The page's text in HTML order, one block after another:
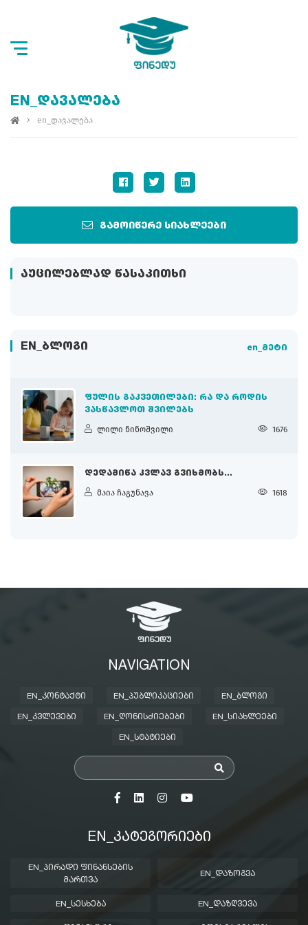
გამოიწერე სიახლეები
ᲐᲣᲪᲘᲚᲔᲑᲚᲐᲓ ᲬᲐᲡᲐᲙᲘᲗᲮᲘ
EN_ᲑᲚᲝᲒᲘ en_მეტი
ᲤᲣᲚᲘᲡ ᲒᲐᲙᲕᲔᲗᲘᲚᲔᲑᲘ: ᲠᲐ ᲓᲐ ᲠᲝᲓᲘᲡ
ᲕᲐᲡᲬᲐᲕᲚᲝᲗ ᲨᲕᲘᲚᲔᲑᲡ
ლილი ნინოშვილი 1676
ᲓᲔᲓᲐᲛᲘᲬᲐ ᲙᲕᲚᲐᲕ ᲒᲕᲘᲮᲛᲝᲑᲡ...
მაია ჩაგუნავა 1618
EN_ᲓᲐᲕᲐᲚᲔᲑᲐ
en_დავალება
NAVIGATION
EN_ᲙᲝᲜᲢᲐᲥᲢᲘ EN_ᲞᲣᲑᲚᲘᲙᲐᲪᲘᲔᲑᲘ EN_ᲑᲚᲝᲒᲘ
EN_ᲙᲕᲚᲔᲕᲔᲑᲘ EN_ᲦᲝᲜᲘᲡᲫᲘᲔᲑᲔᲑᲘ EN_ᲡᲘᲐᲮᲚᲔᲔᲑᲘ
EN_ᲡᲢᲐᲢᲘᲔᲑᲘ
EN_ᲙᲐᲢᲔᲒᲝᲠᲘᲔᲑᲘ
EN_ᲞᲘᲠᲐᲓᲘ ᲤᲘᲜᲐᲜᲡᲔᲑᲘᲡ
ᲛᲐᲠᲗᲕᲐ
EN_ᲓᲐᲖᲝᲒᲕᲐ
EN_ᲡᲔᲡᲮᲔᲑᲐ EN_ᲓᲐᲖᲦᲕᲔᲕᲐ